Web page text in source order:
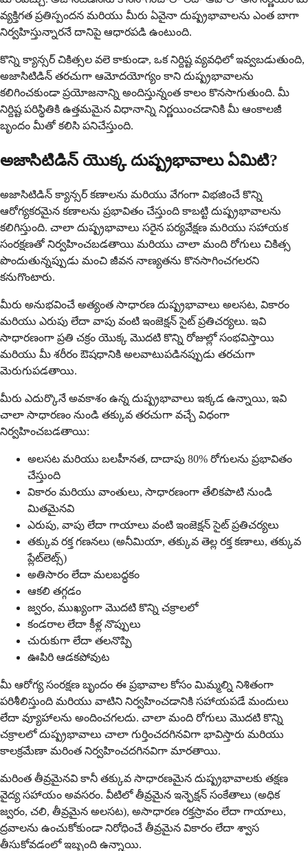
వ్యక్తిగత ప్రతిస్పందన మరియు మీరు ఏవైనా దుష్ప్రభావాలను ఎంత బాగా
నిర్వహిస్తున్నారనే దానిపై ఆధారపడి ఉంటుంది.
కొన్ని క్యాన్సర్ చికిత్సల వలె కాకుండా, ఒక నిర్దిష్ట వ్యవధిలో ఇవ్వబడుతుంది,
అజాసిటిడిన్ తరచుగా ఆమోదయోగ్యం కాని దుష్ప్రభావాలను
కలిగించకుండా ప్రయోజనాన్ని అందిస్తున్నంత కాలం కొనసాగుతుంది. మీ
నిర్దిష్ట పరిస్థితికి ఉత్తమమైన విధానాన్ని నిర్ణయించడానికి మీ ఆంకాలజీ
బృందం మీతో కలిసి పనిచేస్తుంది.
అజాసిటిడిన్ యొక్క దుష్ప్రభావాలు ఏమిటి?
అజాసిటిడిన్ క్యాన్సర్ కణాలను మరియు వేగంగా విభజించే కొన్ని
ఆరోగ్యకరమైన కణాలను ప్రభావితం చేస్తుంది కాబట్టి దుష్ప్రభావాలను
కలిగిస్తుంది. చాలా దుష్ప్రభావాలు సరైన పర్యవేక్షణ మరియు సహాయక
సంరక్షణతో నిర్వహించబడతాయి మరియు చాలా మంది రోగులు చికిత్స
పొందుతున్నప్పుడు మంచి జీవన నాణ్యతను కొనసాగించగలరని
కనుగొంటారు.
మీరు అనుభవించే అత్యంత సాధారణ దుష్ప్రభావాలు అలసట, వికారం
మరియు ఎరుపు లేదా వాపు వంటి ఇంజెక్షన్ సైట్ ప్రతిచర్యలు. ఇవి
సాధారణంగా ప్రతి చక్రం యొక్క మొదటి కొన్ని రోజుల్లో సంభవిస్తాయి
మరియు మీ శరీరం ఔషధానికి అలవాటుపడినప్పుడు తరచుగా
మెరుగుపడతాయి.
మీరు ఎదుర్కొనే అవకాశం ఉన్న దుష్ప్రభావాలు ఇక్కడ ఉన్నాయి, ఇవి
చాలా సాధారణం నుండి తక్కువ తరచుగా వచ్చే విధంగా
నిర్వహించబడతాయి:
అలసట మరియు బలహీనత, దాదాపు 80% రోగులను ప్రభావితం
చేస్తుంది
వికారం మరియు వాంతులు, సాధారణంగా తేలికపాటి నుండి
మితమైనవి
ఎరుపు, వాపు లేదా గాయాలు వంటి ఇంజెక్షన్ సైట్ ప్రతిచర్యలు
తక్కువ రక్త గణనలు (అనీమియా, తక్కువ తెల్ల రక్త కణాలు, తక్కువ
ప్లేట్‌లెట్స్)
అతిసారం లేదా మలబద్ధకం
ఆకలి తగ్గడం
జ్వరం, ముఖ్యంగా మొదటి కొన్ని చక్రాలలో
కండరాల లేదా కీళ్ల నొప్పులు
చురుకుగా లేదా తలనొప్పి
ఊపిరి ఆడకపోవుట
మీ ఆరోగ్య సంరక్షణ బృందం ఈ ప్రభావాల కోసం మిమ్మల్ని నిశితంగా
పరిశీలిస్తుంది మరియు వాటిని నిర్వహించడానికి సహాయపడే మందులు
లేదా వ్యూహాలను అందించగలదు. చాలా మంది రోగులు మొదటి కొన్ని
చక్రాలలో దుష్ప్రభావాలు చాలా గుర్తించదగినవిగా భావిస్తారు మరియు
కాలక్రమేణా మరింత నిర్వహించదగినవిగా మారతాయి.
మరింత తీవ్రమైనవి కానీ తక్కువ సాధారణమైన దుష్ప్రభావాలకు తక్షణ
వైద్య సహాయం అవసరం. వీటిలో తీవ్రమైన ఇన్ఫెక్షన్ సంకేతాలు (అధిక
జ్వరం, చలి, తీవ్రమైన అలసట), అసాధారణ రక్తస్రావం లేదా గాయాలు,
ద్రవాలను ఉంచుకోకుండా నిరోధించే తీవ్రమైన వికారం లేదా శ్వాస
తీసుకోవడంలో ఇబ్బంది ఉన్నాయి.